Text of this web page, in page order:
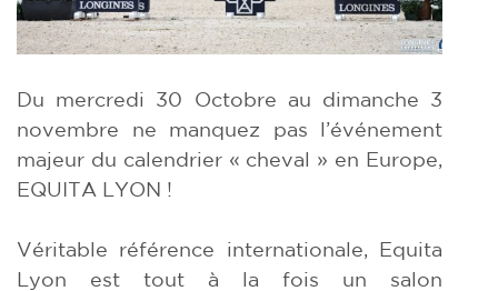
Du mercredi 30 Octobre au dimanche 3
novembre ne manquez pas l’événement
majeur du calendrier « cheval » en Europe,
EQUITA LYON !
Véritable référence internationale, Equita
Lyon est tout à la fois un salon